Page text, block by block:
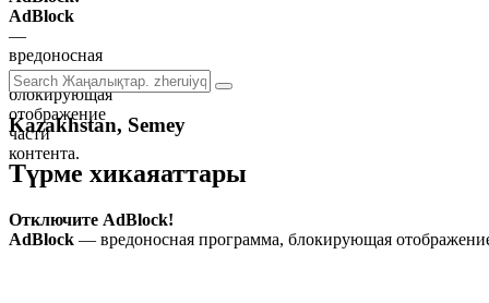
AdBlock
—
вредоносная
программа,
блокирующая
отображение
части
контента.
Kazakhstan, Semey
Түрме хикаяаттары
Отключите AdBlock!
AdBlock — вредоносная программа, блокирующая